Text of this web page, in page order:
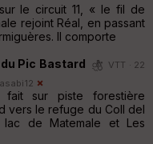
le circuit 11, « le fil de
rejoint Réal, en passant
Il comporte
Pic Bastard
VTT · 22
sur piste forestière
vers le refuge du Coll del
lac de Matemale et Les